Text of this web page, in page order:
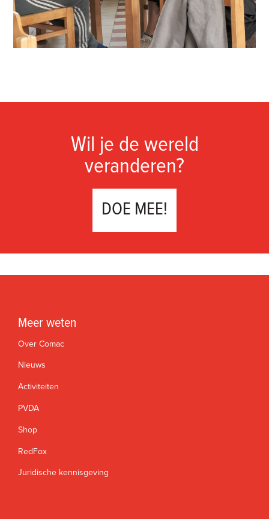
Wil je de wereld
veranderen?
DOE MEE!
Meer weten
Over Comac
Nieuws
Activiteiten
PVDA
Shop
RedFox
Juridische kennisgeving